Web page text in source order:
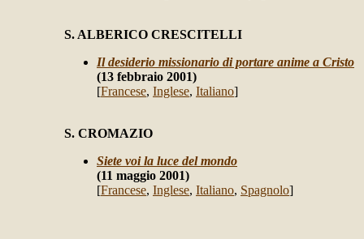
S. ALBERICO CRESCITELLI
Il desiderio missionario di portare anime a Cristo
(13 febbraio 2001)
[Francese, Inglese, Italiano]
S. CROMAZIO
Siete voi la luce del mondo
(11 maggio 2001)
[Francese, Inglese, Italiano, Spagnolo]